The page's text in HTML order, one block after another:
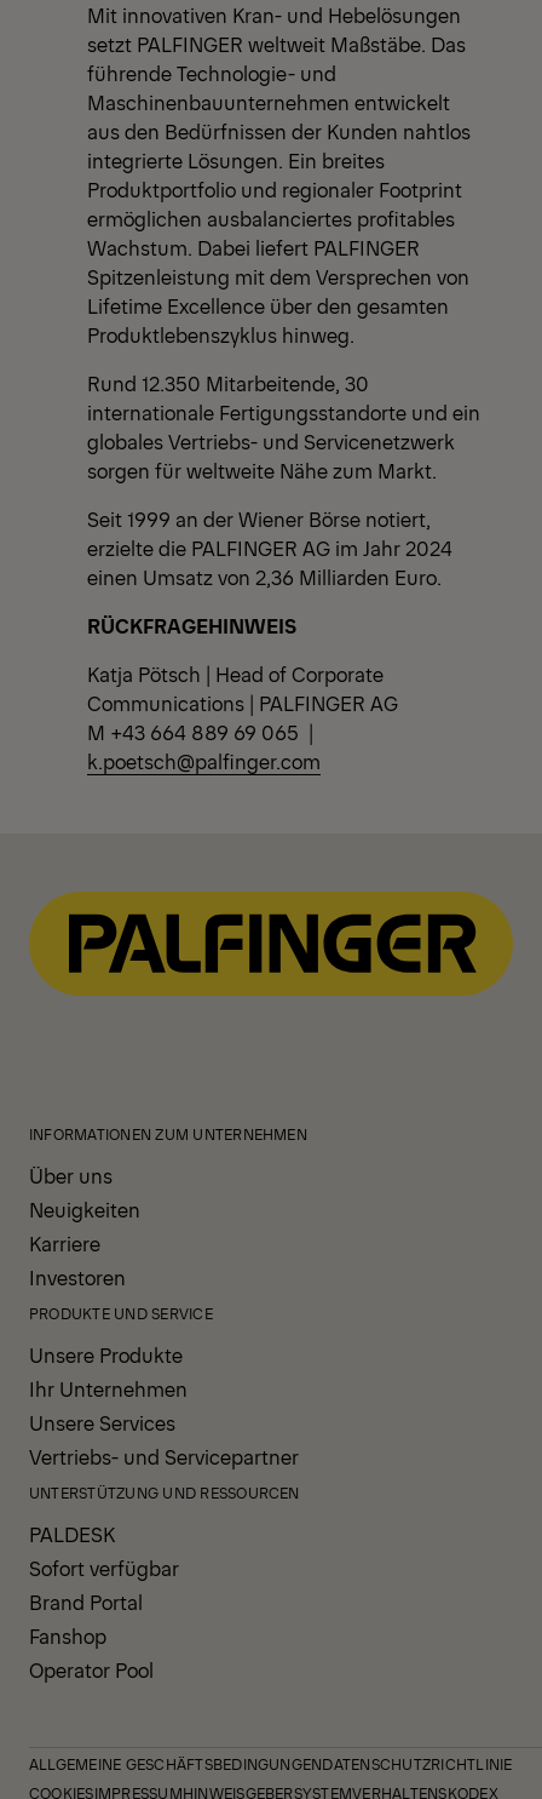
Mit innovativen Kran- und Hebelösungen
setzt PALFINGER weltweit Maßstäbe. Das
führende Technologie- und
Maschinenbauunternehmen entwickelt
aus den Bedürfnissen der Kunden nahtlos
integrierte Lösungen. Ein breites
Produktportfolio und regionaler Footprint
ermöglichen ausbalanciertes profitables
Wachstum. Dabei liefert PALFINGER
Spitzenleistung mit dem Versprechen von
Lifetime Excellence über den gesamten
Produktlebenszyklus hinweg.
Rund 12.350 Mitarbeitende, 30
internationale Fertigungsstandorte und ein
globales Vertriebs- und Servicenetzwerk
sorgen für weltweite Nähe zum Markt.
Seit 1999 an der Wiener Börse notiert,
erzielte die PALFINGER AG im Jahr 2024
einen Umsatz von 2,36 Milliarden Euro.
RÜCKFRAGEHINWEIS
Katja Pötsch | Head of Corporate
Communications | PALFINGER AG
M +43 664 889 69 065 |
k.poetsch@palfinger.com
INFORMATIONEN ZUM UNTERNEHMEN
Über uns
Neuigkeiten
Karriere
Investoren
PRODUKTE UND SERVICE
Unsere Produkte
Ihr Unternehmen
Unsere Services
Vertriebs- und Servicepartner
UNTERSTÜTZUNG UND RESSOURCEN
PALDESK
Sofort verfügbar
Brand Portal
Fanshop
Operator Pool
ALLGEMEINE GESCHÄFTSBEDINGUNGENDATENSCHUTZRICHTLINIE
COOKIESIMPRESSUMHINWEISGEBERSYSTEMVERHALTENSKODEX